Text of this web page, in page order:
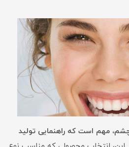
مهم است که راهنمایی تولید